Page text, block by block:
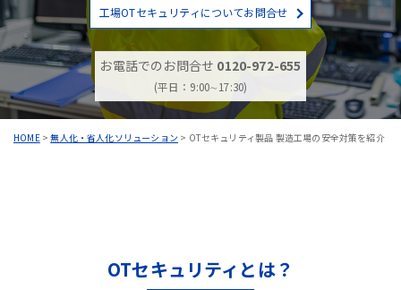
HOME>無人化・省人化ソリューション > OTセキュリティ製品 製造工場の安全対策を紹介
工場OTセキュリティについてお問合せ
お電話でのお問合せ 0120-972-655
(平日：9:00∼17:30)
OTセキュリティとは？